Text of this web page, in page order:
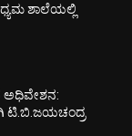
ಶಾಲೆಯಲ್ಲಿ
ಅಧಿವೇಶನ:
ಟಿ.ಬಿ.ಜಯಚಂದ್ರ